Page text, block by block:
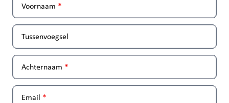
Voornaam
Tussenvoegsel
Achternaam
Email